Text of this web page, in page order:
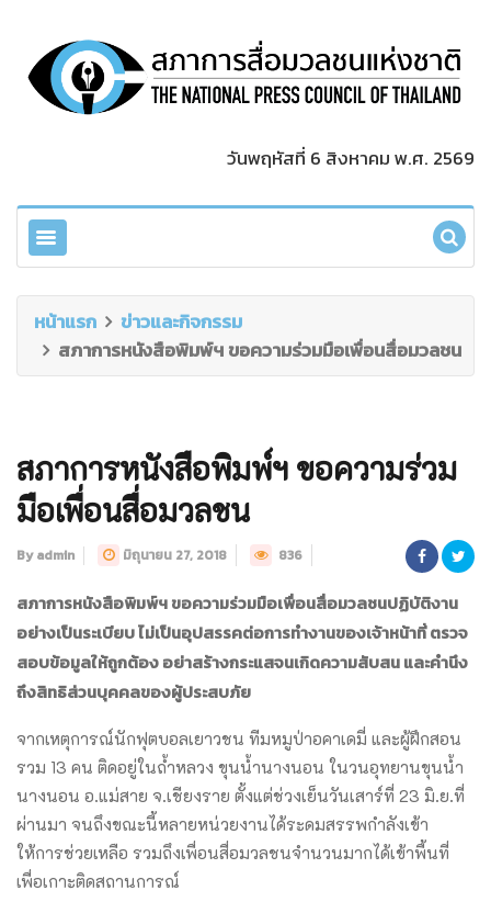
วันพฤหัสที่ 6 สิงหาคม พ.ศ. 2569
หน้าแรก
ข่าวและกิจกรรม
สภาการหนังสือพิมพ์ฯ ขอความร่วมมือเพื่อนสื่อมวลชน
สภาการหนังสือพิมพ์ฯ ขอความร่วม
มือเพื่อนสื่อมวลชน
By admin มิถุนายน 27, 2018 836
สภาการหนังสือพิมพ์ฯ ขอความร่วมมือเพื่อนสื่อมวลชนปฏิบัติงาน
อย่างเป็นระเบียบ ไม่เป็นอุปสรรคต่อการทำงานของเจ้าหน้าที่ ตรวจ
สอบข้อมูลให้ถูกต้อง อย่าสร้างกระแสจนเกิดความสับสน และคำนึง
ถึงสิทธิส่วนบุคคลของผู้ประสบภัย
จากเหตุการณ์นักฟุตบอลเยาวชน ทีมหมูป่าอคาเดมี่ และผู้ฝึกสอน
รวม 13 คน ติดอยู่ในถ้ำหลวง ขุนน้ำนางนอน ในวนอุทยานขุนน้ำ
นางนอน อ.แม่สาย จ.เชียงราย ตั้งแต่ช่วงเย็นวันเสาร์ที่ 23 มิ.ย.ที่
ผ่านมา จนถึงขณะนี้หลายหน่วยงานได้ระดมสรรพกำลังเข้า
ให้การช่วยเหลือ รวมถึงเพื่อนสื่อมวลชนจำนวนมากได้เข้าพื้นที่
เพื่อเกาะติดสถานการณ์